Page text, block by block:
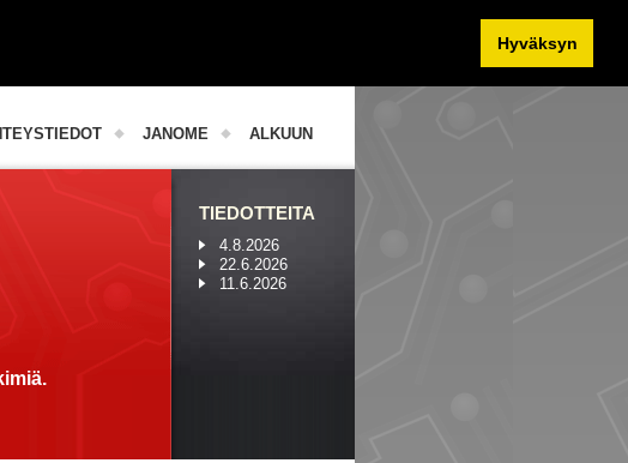
Hyväksyn
JANOME ALKUUN
TIEDOTTEITA
4.8.2026
22.6.2026
11.6.2026